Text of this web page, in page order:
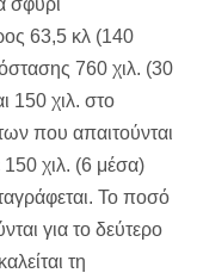
σφυρί
63,5 κλ (140
760 χιλ. (30
150 χιλ. στο
που απαιτούνται
150 χιλ. (6 μέσα)
Το ποσό
για το δεύτερο
τη